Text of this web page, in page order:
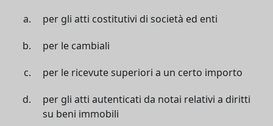
per gli atti costitutivi di società ed enti
per le cambiali
per le ricevute superiori a un certo importo
per gli atti autenticati da notai relativi a diritti
su beni immobili